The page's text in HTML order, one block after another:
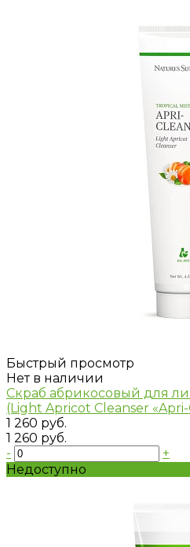
Быстрый просмотр
Нет в наличии
Скраб абрикосовый для
(Light Apricot Cleanser «Apri-
1 260 руб.
1 260 руб.
-
+
Недоступно